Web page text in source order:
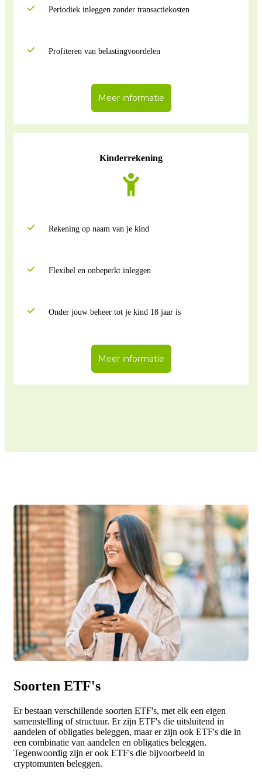
Periodiek inleggen zonder transactiekosten
Profiteren van belastingvoordelen
Meer informatie
Kinderrekening
Rekening op naam van je kind
Flexibel en onbeperkt inleggen
Onder jouw beheer tot je kind 18 jaar is
Meer informatie
Soorten ETF's
Er bestaan verschillende soorten ETF's, met elk een eigen
samenstelling of structuur. Er zijn ETF's die uitsluitend in
aandelen of obligaties beleggen, maar er zijn ook ETF's die in
een combinatie van aandelen en obligaties beleggen.
Tegenwoordig zijn er ook ETF's die bijvoorbeeld in
cryptomunten beleggen.